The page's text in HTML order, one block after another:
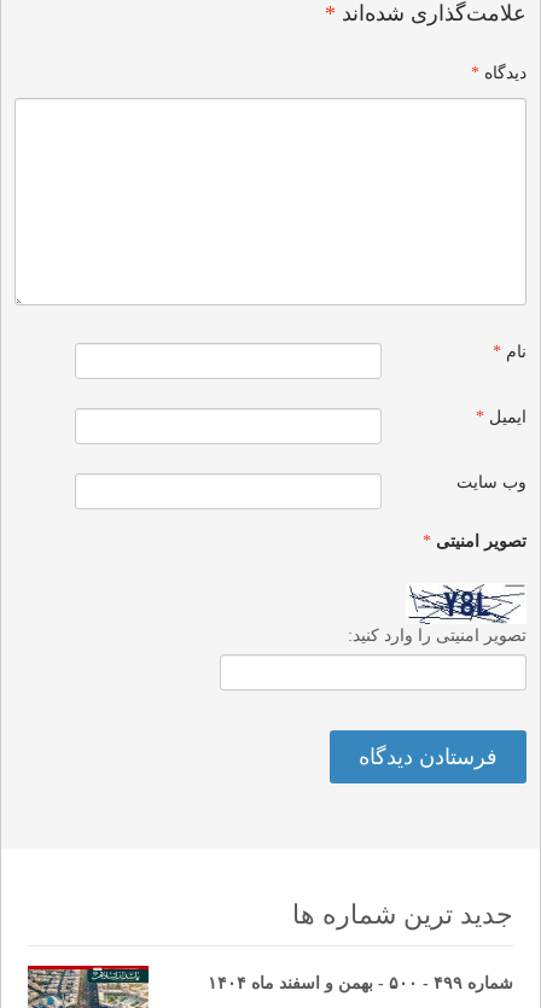
علامت‌گذاری شده‌اند *
دیدگاه*
نام*
ایمیل*
وب‌ سایت
تصویر امنیتی*
تصویر امنیتی را وارد کنید:
جدید ترین شماره ها
شماره ۴۹۹ - ۵۰۰ - بهمن و اسفند ماه ۱۴۰۴